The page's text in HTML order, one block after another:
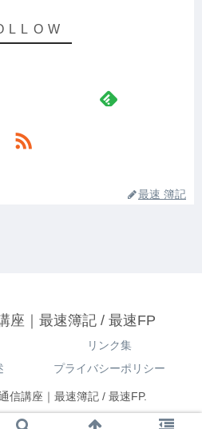
最速 簿記
座｜最速簿記 / 最速FP
リンク集
プライバシーポリシー
信講座｜最速簿記 / 最速FP.